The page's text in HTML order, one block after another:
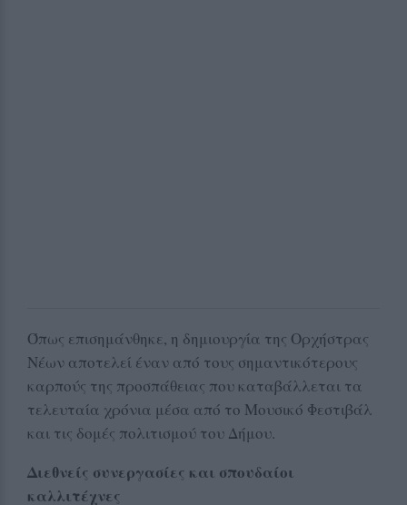
Όπως επισημάνθηκε, η δημιουργία της Ορχήστρας
Νέων αποτελεί έναν από τους σημαντικότερους
καρπούς της προσπάθειας που καταβάλλεται τα
τελευταία χρόνια μέσα από το Μουσικό Φεστιβάλ
και τις δομές πολιτισμού του Δήμου.
Διεθνείς συνεργασίες και σπουδαίοι
καλλιτέχνες